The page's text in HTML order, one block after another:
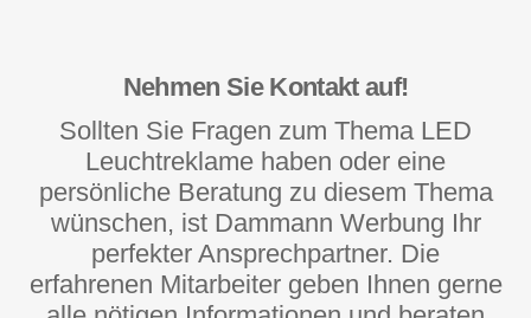
Nehmen Sie Kontakt auf!
Sollten Sie Fragen zum Thema LED
Leuchtreklame haben oder eine
persönliche Beratung zu diesem Thema
wünschen, ist Dammann Werbung Ihr
perfekter Ansprechpartner. Die
erfahrenen Mitarbeiter geben Ihnen gerne